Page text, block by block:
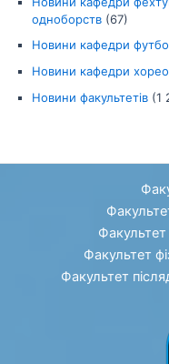
одноборств (67)
Новини кафедри
Новини кафедри
Новини факультетів (1
Факультет
Факультет
Факультет